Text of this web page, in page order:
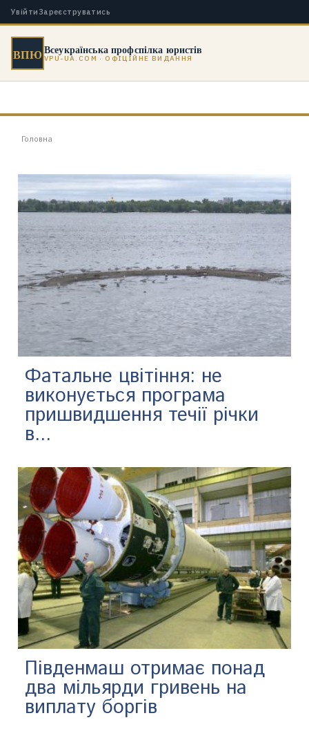
Увійти Зареєструватись
ВПЮВсеукраїнська профспілка юристів
VPU-UA.COM · ОФІЦІЙНЕ ВИДАННЯ
Головна
Фатальне цвітіння: не
виконується програма
пришвидшення течії річки
в...
Південмаш отримає понад
два мільярди гривень на
виплату боргів